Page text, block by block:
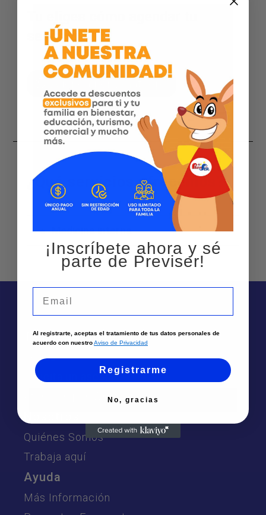
servicio
¿Qué servicios ofrecemos?
Medicina interna
Te puede interesar
Sedes
Solicita un asesor
Atención por Whatsapp
Quiénes Somos
Trabaja aquí
Ayuda
Más Información
¡Inscríbete ahora y sé
parte de Previser!
Al registrarte, aceptas el tratamiento de tus datos personales de
acuerdo con nuestroAviso de Privacidad
Registrarme
No, gracias